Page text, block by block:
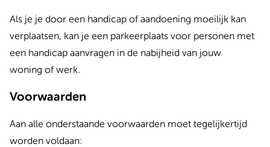
Als je je door een handicap of aandoening moeilijk kan
verplaatsen, kan je een parkeerplaats voor personen met
een handicap aanvragen in de nabijheid van jouw
woning of werk.
Voorwaarden
Aan alle onderstaande voorwaarden moet tegelijkertijd
worden voldaan: